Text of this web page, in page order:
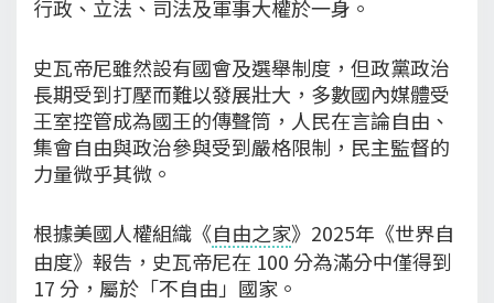
行政、立法、司法及軍事大權於一身。
史瓦帝尼雖然設有國會及選舉制度，但政黨政治
長期受到打壓而難以發展壯大，多數國內媒體受
王室控管成為國王的傳聲筒，人民在言論自由、
集會自由與政治參與受到嚴格限制，民主監督的
力量微乎其微。
根據美國人權組織《自由之家》2025年《世界自
由度》報告，史瓦帝尼在 100 分為滿分中僅得到
17 分，屬於「不自由」國家。